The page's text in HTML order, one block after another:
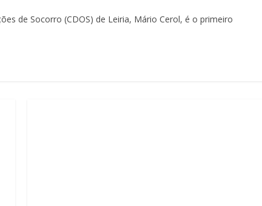
de Socorro (CDOS) de Leiria, Mário Cerol, é o primeiro